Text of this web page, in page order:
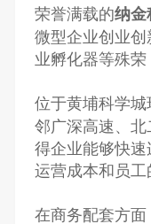
荣誉满载的纳金
微型企业创业
业孵化器等殊
位于黄埔科学
邻广深高速、
得企业能够快
运营成本和员工
在商务配套方